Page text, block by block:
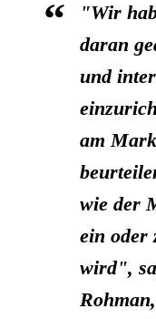
"Wir
daran
und
am
wie der
ein oder
wird",